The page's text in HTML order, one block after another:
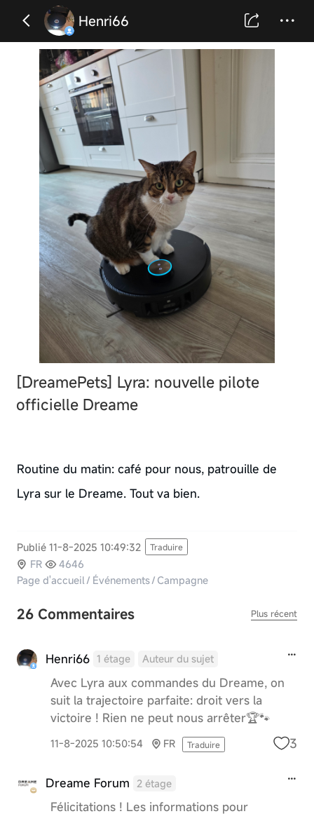
Henri66
[DreamePets] Lyra: nouvelle pilote
officielle Dreame
Routine du matin: café pour nous, patrouille de
Lyra sur le Dreame. Tout va bien.
Publié 11-8-2025 10:49:32 Traduire
FR
4646
Page d'accueil/ Événements/ Campagne
26 Commentaires Plus récent
Henri66 1 étage Auteur du sujet
Avec Lyra aux commandes du Dreame, on
suit la trajectoire parfaite: droit vers la
victoire ! Rien ne peut nous arrêter🏆🐾
11-8-2025 10:50:54 FR Traduire 3
Dreame Forum 2 étage
Félicitations ! Les informations pour